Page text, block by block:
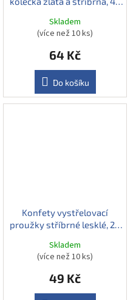
Skladem
(více než 10 ks)
64 Kč
Do košíku
Konfety vystřelovací
proužky stříbrné lesklé, 28
Skladem
(více než 10 ks)
49 Kč